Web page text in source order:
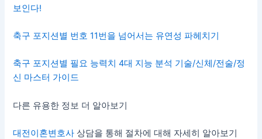
보인다!
축구 포지션별 번호 11번을 넘어서는 유연성 파헤치기
축구 포지션별 필요 능력치 4대 지능 분석 기술/신체/전술/정
신 마스터 가이드
다른 유용한 정보 더 알아보기
대전이혼변호사 상담을 통해 절차에 대해 자세히 알아보기